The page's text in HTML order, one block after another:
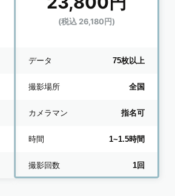
(税込 26,180円)
データ 75枚以上
撮影場所 全国
カメラマン 指名可
時間 1~1.5時間
撮影回数 1回